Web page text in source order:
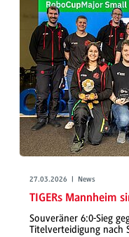
27.03.2026 | News
TIGERs Mannheim
Souveräner 6:0-Sieg
Titelverteidigung nach